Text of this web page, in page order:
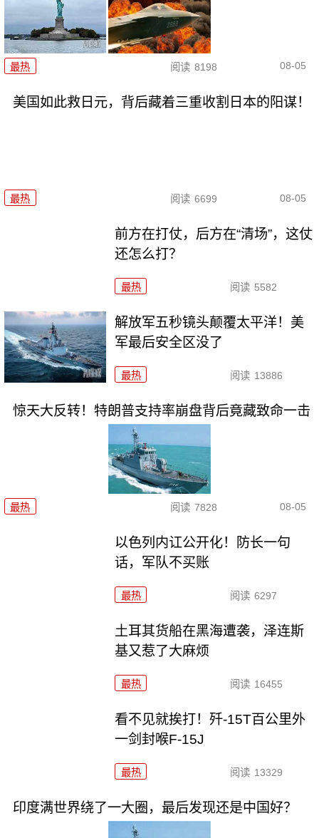
最热 阅读 8198 08-05
美国如此救日元，背后藏着三重收割日本的阳谋！
最热 阅读 6699 08-05
前方在打仗，后方在“清场”，这仗
还怎么打？
最热 阅读 5582
解放军五秒镜头颠覆太平洋！美
军最后安全区没了
最热 阅读 13886
惊天大反转！特朗普支持率崩盘背后竟藏致命一击
最热 阅读 7828 08-05
以色列内讧公开化！防长一句
话，军队不买账
最热 阅读 6297
土耳其货船在黑海遭袭，泽连斯
基又惹了大麻烦
最热 阅读 16455
看不见就挨打！歼-15T百公里外
一剑封喉F-15J
最热 阅读 13329
印度满世界绕了一大圈，最后发现还是中国好？